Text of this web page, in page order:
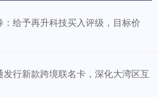
给予再升科技买入评级，目标价
行新款跨境联名卡，深化大湾区互